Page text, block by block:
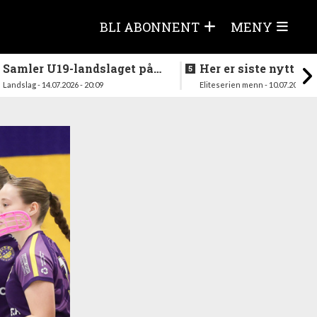
BLI ABONNENT MENY
Samler U19-landslaget på
nytt i august
Landslag - 14.07.2026 - 20:09
Her er siste nytt
season
Eliteserien menn - 10.07.2026 -